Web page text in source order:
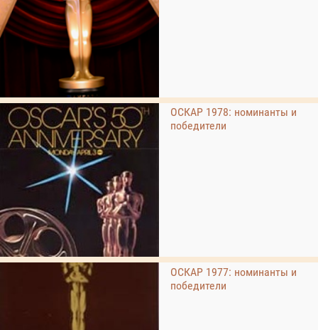
ОСКАР 1978: номинанты и
победители
ОСКАР 1977: номинанты и
победители